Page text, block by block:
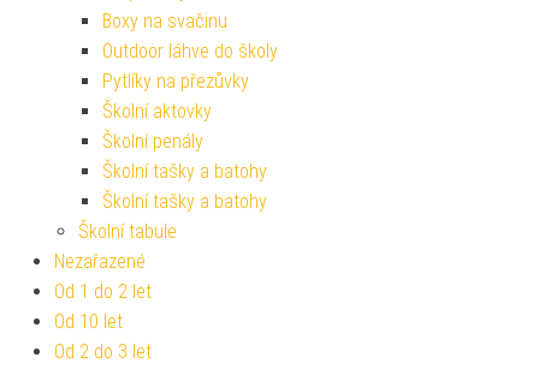
Boxy na svačinu
Outdoor láhve do školy
Pytlíky na přezůvky
Školní aktovky
Školní penály
Školní tašky a batohy
Školní tašky a batohy
Školní tabule
Nezařazené
Od 1 do 2 let
Od 10 let
Od 2 do 3 let